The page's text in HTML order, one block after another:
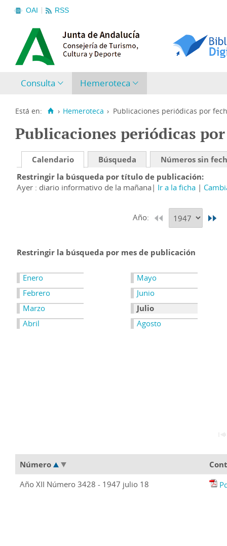
OAI RSS
Consulta Hemeroteca
Está en: › Hemeroteca › Publicaciones periódicas por
Publicaciones periódicas
Calendario Búsqueda
Números sin
Restringir la búsqueda por título de publicación
Ayer : diario informativo de la mañana
Ir a la ficha
Año:
Restringir la búsqueda por mes de publicación
Enero
Febrero
Marzo
Abril
Mayo
Junio
Julio
Agosto
Número
Año XII Número 3428 - 1947 julio 18